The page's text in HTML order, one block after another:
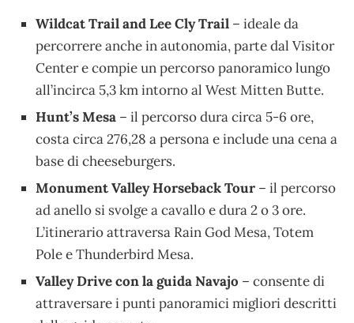
Wildcat Trail and Lee Cly Trail – ideale da
percorrere anche in autonomia, parte dal Visitor
Center e compie un percorso panoramico lungo
all’incirca 5,3 km intorno al West Mitten Butte.
Hunt’s Mesa – il percorso dura circa 5-6 ore,
costa circa 276,28 a persona e include una cena a
base di cheeseburgers.
Monument Valley Horseback Tour – il percorso
ad anello si svolge a cavallo e dura 2 o 3 ore.
L’itinerario attraversa Rain God Mesa, Totem
Pole e Thunderbird Mesa.
Valley Drive con la guida Navajo – consente di
attraversare i punti panoramici migliori descritti